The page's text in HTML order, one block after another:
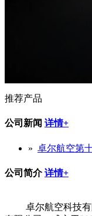
推荐产品
公司新闻 详情+
» 卓尔航空第
公司简介详情+
卓尔航空科技